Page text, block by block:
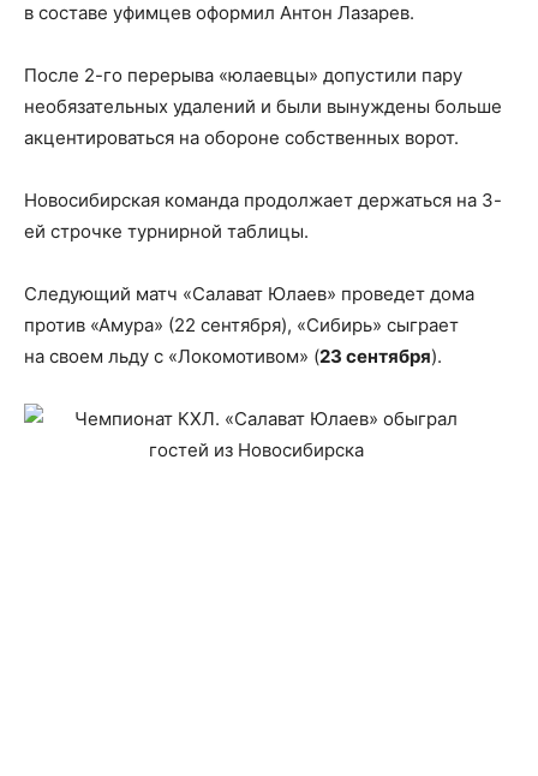
в составе уфимцев оформил Антон Лазарев.
После 2-го перерыва «юлаевцы» допустили пару
необязательных удалений и были вынуждены больше
акцентироваться на обороне собственных ворот.
Новосибирская команда продолжает держаться на 3-
ей строчке турнирной таблицы.
Следующий матч «Салават Юлаев» проведет дома
против «Амура» (22 сентября), «Сибирь» сыграет
на своем льду с «Локомотивом» (23 сентября).